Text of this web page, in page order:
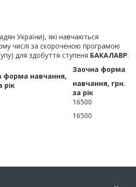
України), які навчаються
числі за скороченою програмою
для здобуття ступеня БАКАЛАВР:
форма навчання,
рік
Заочна форма
навчання, грн.
за рік
16500
16500